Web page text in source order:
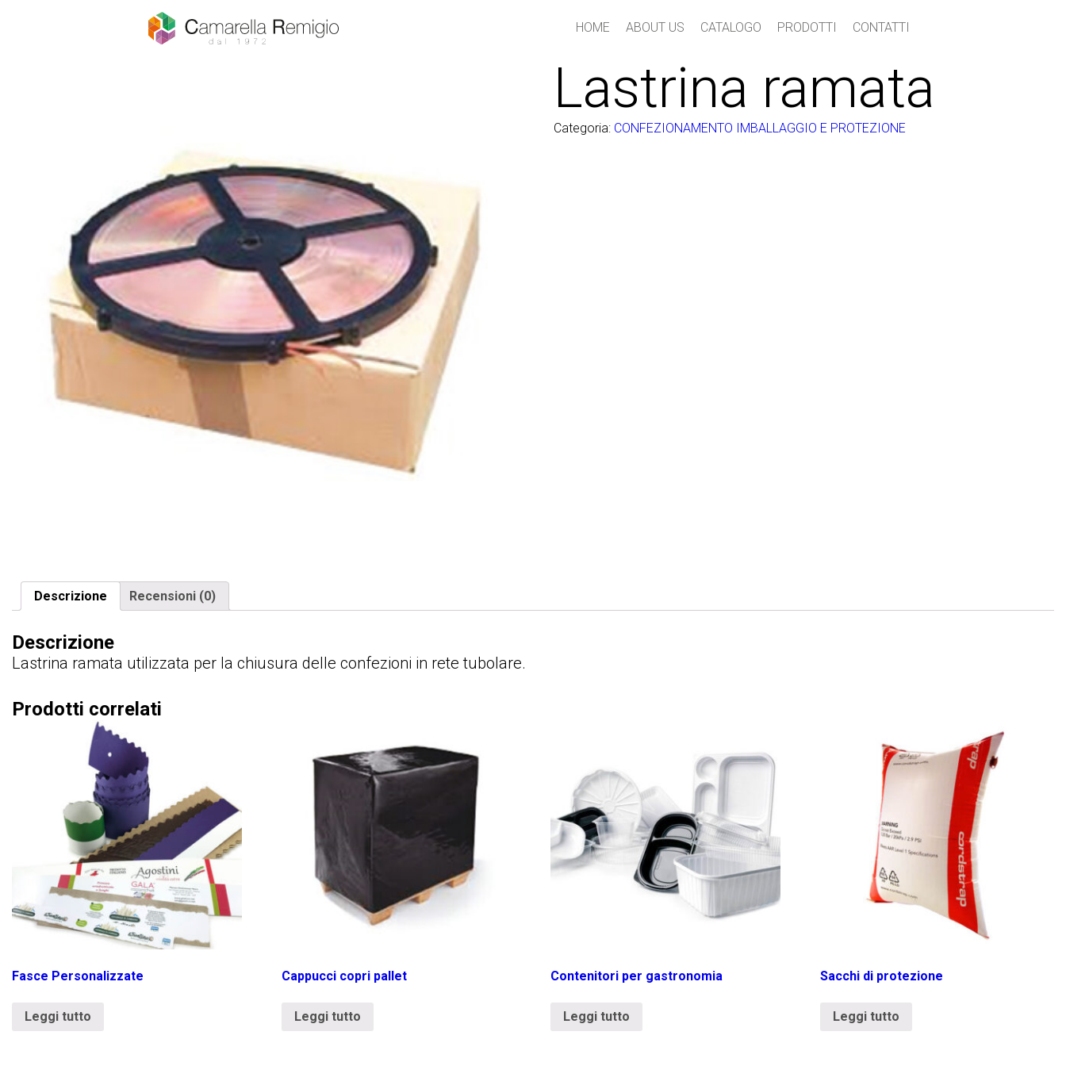
HOME ABOUT US CATALOGO PRODOTTI CONTATTI
Lastrina ramata
Categoria: CONFEZIONAMENTO IMBALLAGGIO E PROTEZIONE
Descrizione Recensioni (0)
Descrizione
Lastrina ramata utilizzata per la chiusura delle confezioni in rete tubolare.
Prodotti correlati
Fasce Personalizzate
Leggi tutto
Cappucci copri pallet
Leggi tutto
Contenitori per gastronomia
Leggi tutto
Sacchi di protezione
Leggi tutto